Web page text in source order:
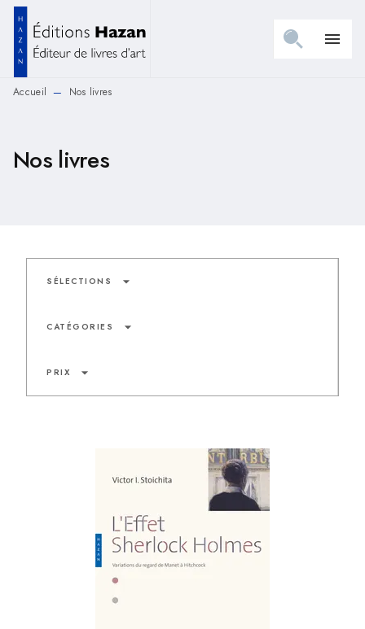
MENU RECHERCHE
PIED DE PAGE
menu
Accueil — Nos livres
Nos livres
SÉLECTIONS arrow_drop_down
CATÉGORIES arrow_drop_down
PRIX arrow_drop_down